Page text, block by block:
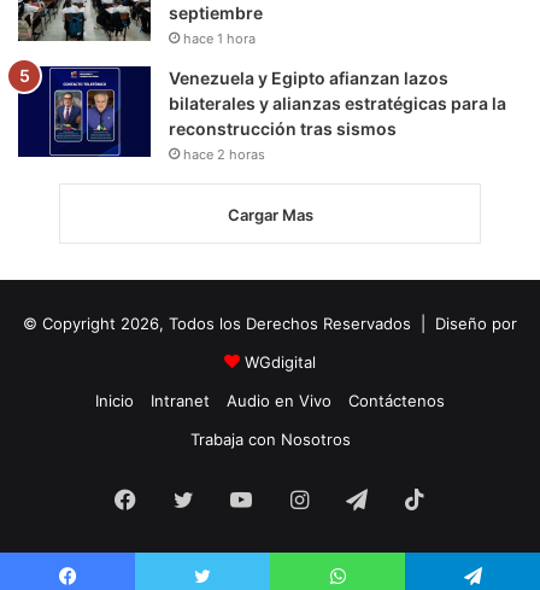
septiembre
hace 1 hora
Venezuela y Egipto afianzan lazos
bilaterales y alianzas estratégicas para la
reconstrucción tras sismos
hace 2 horas
Cargar Mas
© Copyright 2026, Todos los Derechos Reservados | Diseño por
WGdigital
Inicio
Intranet Audio en Vivo
Contáctenos
Trabaja con Nosotros
Facebook
Twitter YouTubeInstagramTelegram